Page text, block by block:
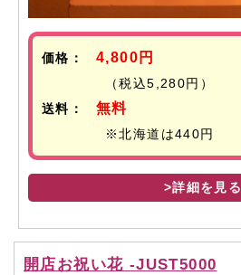
価格： 4,800円
（税込5,280円）
送料：
無料
※北海道は440円
>詳細を見る
開店お祝い花 -JUST5000